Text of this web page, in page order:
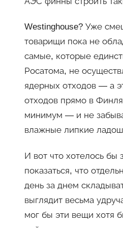
Westinghouse? Уже
товарищи пока не
самые, которые
Росатома, не
ядерных отходов — а
отходов прямо в
минимум — и не
влажные липкие
И вот что хотелось бы
показаться, что
день за днем
выглядит весьма
мог бы эти вещи хотя